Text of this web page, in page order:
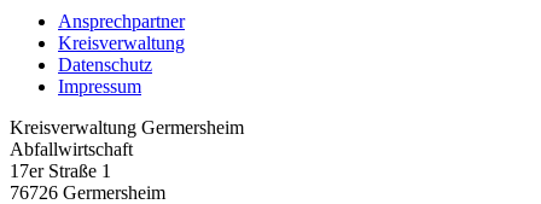
Ansprechpartner
Kreisverwaltung
Datenschutz
Impressum
Kreisverwaltung Germersheim
Abfallwirtschaft
17er Straße 1
76726 Germersheim